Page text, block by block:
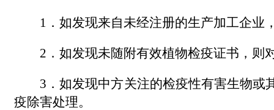
1．如发现来自未经注册的生产加工企业
2．如发现未随附有效植物检疫证书，则
3．如发现中方关注的检疫性有害生物
疫除害处理。